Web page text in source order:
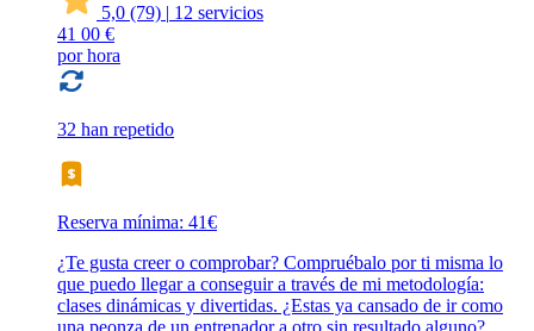
5,0 (79) | 12 servicios
41 00 €
por hora
32 han repetido
Reserva mínima: 41€
¿Te gusta creer o comprobar? Compruébalo por ti misma lo
que puedo llegar a conseguir a través de mi metodología:
clases dinámicas y divertidas. ¿Estas ya cansado de ir como
una peonza de un entrenador a otro sin resultado alguno?